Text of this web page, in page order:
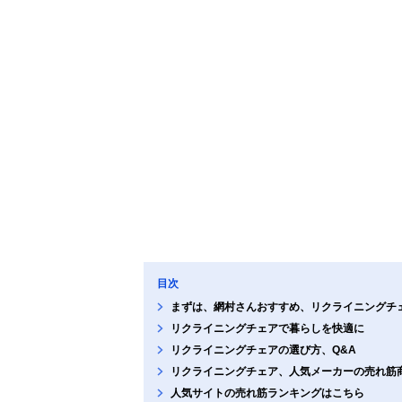
目次
まずは、網村さんおすすめ、リクライニングチ
リクライニングチェアで暮らしを快適に
リクライニングチェアの選び方、Q&A
リクライニングチェア、人気メーカーの売れ筋
人気サイトの売れ筋ランキングはこちら